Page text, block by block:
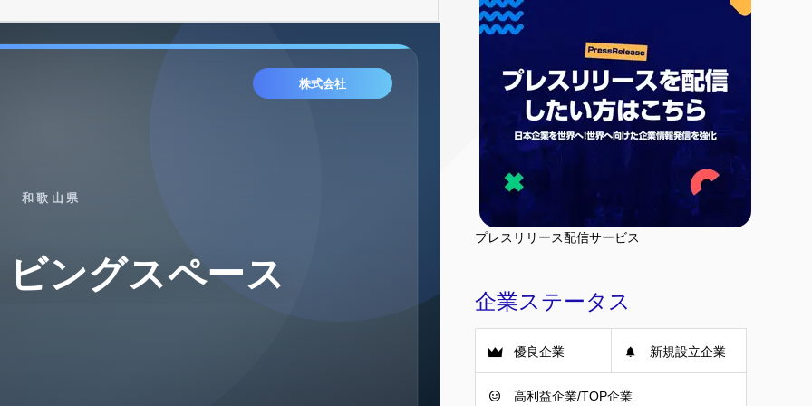
プレスリリース配信サービス
企業ステータス
優良企業 新規設立企業
高利益企業/TOP企業